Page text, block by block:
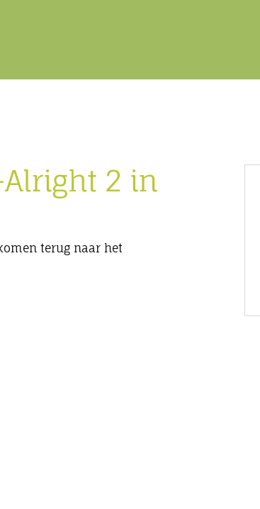
2 in
terug naar het